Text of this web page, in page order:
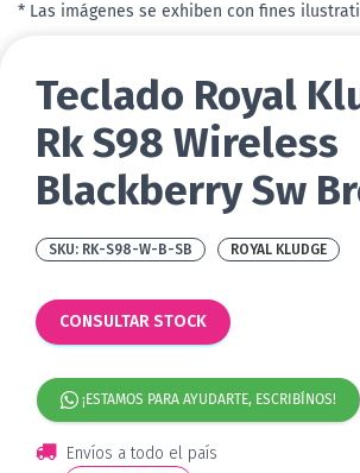
* Las imágenes se exhiben con fines
Teclado Royal
Rk S98 Wireless
Blackberry Sw
RK-S98-W-B-SB ROYAL KLUDGE
CONSULTAR STOCK
¡ESTAMOS PARA AYUDARTE, ESCRIBÍNOS!
Envíos a todo el país